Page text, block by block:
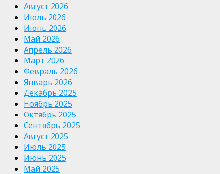
Август 2026
Июль 2026
Июнь 2026
Май 2026
Апрель 2026
Март 2026
Февраль 2026
Январь 2026
Декабрь 2025
Ноябрь 2025
Октябрь 2025
Сентябрь 2025
Август 2025
Июль 2025
Июнь 2025
Май 2025